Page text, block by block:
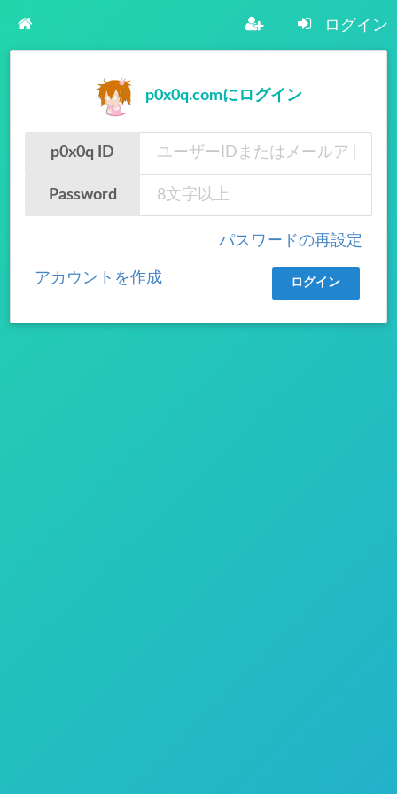
ログイン
p0x0q.comにログイン
p0x0q ID
Password
パスワードの再設定
アカウントを作成 ログイン